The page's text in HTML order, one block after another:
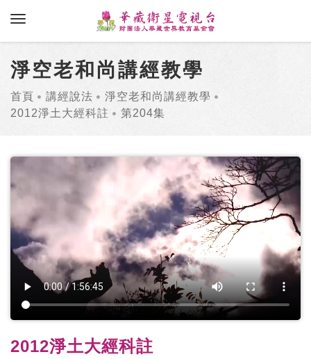
toggle navigation
淨空老和尚講經教學
首頁 講經說法
淨空老和尚講經教學
2012淨土大經科註
第204集
2012淨土大經科註